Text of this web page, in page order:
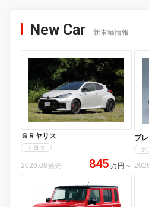
New Car 新車種情報
ＧＲヤリス
トヨタ
2026.08発売 845 万円 ～
プ
ホ